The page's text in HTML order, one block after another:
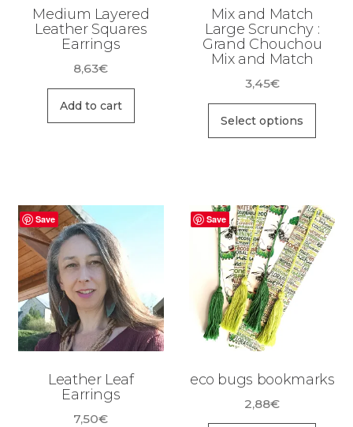
Medium Layered
Leather Squares
Earrings
8,63€
Add to cart
Mix and Match
Large Scrunchy :
Grand Chouchou
Mix and Match
3,45€
Select options
Save
Leather Leaf
Earrings
7,50€
Save
eco bugs bookmarks
2,88€